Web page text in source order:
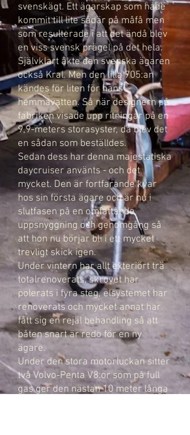
svenskägt. Ett ägarskap som hade
kommit till lite sådär på måfå men
som resulterade i att det ändå blev
en viss svensk prägel på det hela.
Självklart åkte den svenska ägaren
också Kral. Men den lilla 705:an
kändes för liten för hans
hemmavatten. Så när designern på
fabriken visade upp ritningar på en
9,9-meters storasyster, då blev det
en sådan som beställdes.
Sedan dess har denna majestätiska
daycruiser använts - och det
mycket. Den är fortfarande kvar
hos sin första ägare och är nu i
slutfasen på en omfattande
uppsnyggning och genomgång så
att hon nu börjar bli i ett mycket
trevligt skick igen.
Under vintern har allt exteriört trä
totalrenoverats, skrovet har
polerats i fyra steg, elsystemet har
renoverats och mycket annat har
fått sig en rejäl behandling så att
båten snart är redo för en ny
ägare.
Under den stora motorluckan sitter
två Volvo-Penta V8:or som på full
gas ger den nästan 10 meter långa